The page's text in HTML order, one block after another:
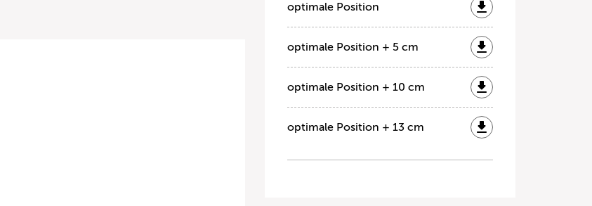
optimale Position
optimale Position + 5 cm
optimale Position + 10 cm
optimale Position + 13 cm